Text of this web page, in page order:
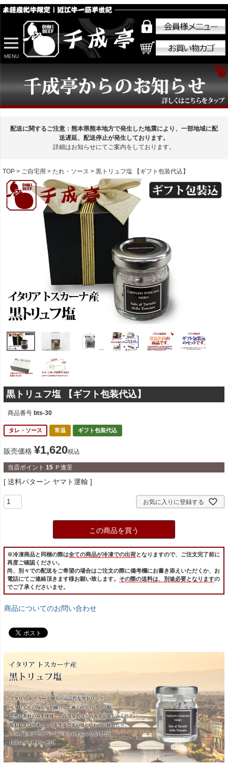
MENU
配送に関するご注意：熊本県熊本地方で発生した地震により、一部地域に配
送遅延、配送停止が発生しております。
詳細はお知らせにてご案内をしております。
TOP ご自宅用 たれ・ソース 黒トリュフ塩 【ギフト包装代込】
黒トリュフ塩 【ギフト包装代込】
商品番号 bts-30
タレ・ソース 常温 ギフト包装代込
販売価格 ¥1,620税込
当店ポイント 15 Ｐ進呈
送料パターン ヤマト運輸
お気に入りに登録する
この商品を買う
※冷凍商品と同梱の際は全ての商品が冷凍での出荷となりますので、ご注文完了前に
再度ご確認ください。
尚、別々での配送をご希望の場合はご注文の際に備考欄にお書き添えいただくか、お
電話にてご連絡頂きます様お願い致します。 その際の送料は、別途必要となりますの
でご了承くださいませ。
商品についてのお問い合わせ